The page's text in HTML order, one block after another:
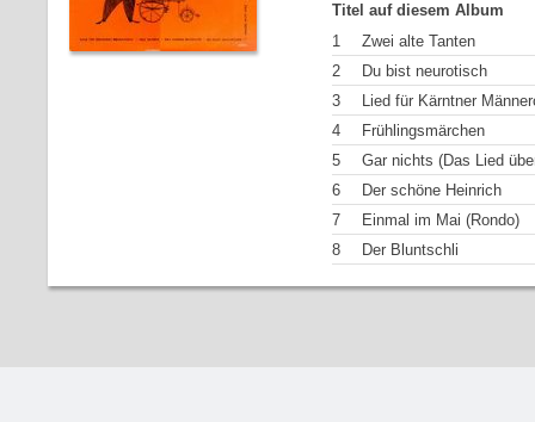
Titel auf diesem Album
1
Zwei alte Tanten
2
Du bist neurotisch
3
Lied für Kärntner
4
Frühlingsmärchen
5
Gar nichts (Das Lied
6
Der schöne Heinrich
7
Einmal im Mai (Rondo)
8
Der Bluntschli